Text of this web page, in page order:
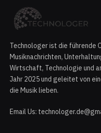
Technologer ist die führende
Musiknachrichten,
Wirtschaft, Technologie und
Jahr 2025 und geleitet von
die Musik lieben.
Email Us: